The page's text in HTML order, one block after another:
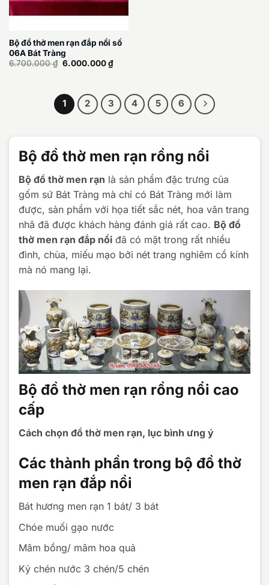
Bộ đồ thờ men rạn đắp nổi số
06A Bát Tràng
6.700.000₫ Giá
6.000.000₫Giá
hiện
6.000.000 ₫.
1 2 3 4 5 6
Bộ đồ thờ men rạn rồng nổi
Bộ đồ thờ men rạn là sản phẩm đặc trưng của
gốm sứ Bát Tràng mà chỉ có Bát Tràng mới làm
được, sản phẩm với họa tiết sắc nét, hoa văn trang
nhã đã được khách hàng đánh giá rất cao. Bộ đồ
thờ men rạn đắp nổi đã có mặt trong rất nhiều
đình, chùa, miếu mạo bởi nét trang nghiêm cổ kính
mà nó mang lại.
Bộ đồ thờ men rạn rồng nổi cao
cấp
Cách chọn đồ thờ men rạn, lục bình ưng ý
Các thành phần trong bộ đồ thờ
men rạn đắp nổi
Bát hương men rạn 1 bát/ 3 bát
Chóe muối gạo nước
Mâm bồng/ mâm hoa quả
Kỷ chén nước 3 chén/5 chén